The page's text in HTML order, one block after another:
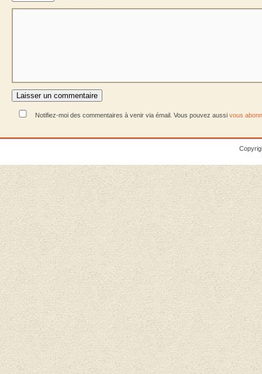
Notifiez-moi des commentaires à venir via émail. Vous pouvez aussi vous